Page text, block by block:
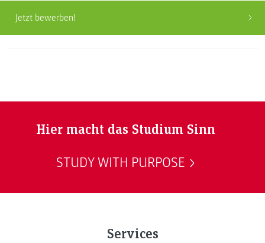
Jetzt bewerben!
Hier macht das Studium Sinn
STUDY WITH PURPOSE
Services